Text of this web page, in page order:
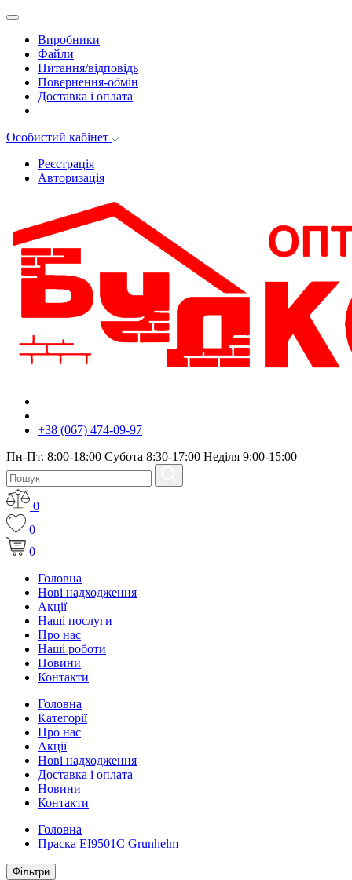
Виробники
Файли
Питання/відповідь
Повернення-обмін
Доставка і оплата
Особистий кабінет
Реєстрація
Авторизація
+38 (067) 474-09-97
Пн-Пт. 8:00-18:00 Субота 8:30-17:00 Неділя 9:00-15:00
0
0
0
Головна
Нові надходження
Акції
Наші послуги
Про нас
Наші роботи
Новини
Контакти
Головна
Категорії
Про нас
Акції
Нові надходження
Доставка і оплата
Новини
Контакти
Головна
Праска EI9501С Grunhelm
Фiльтри